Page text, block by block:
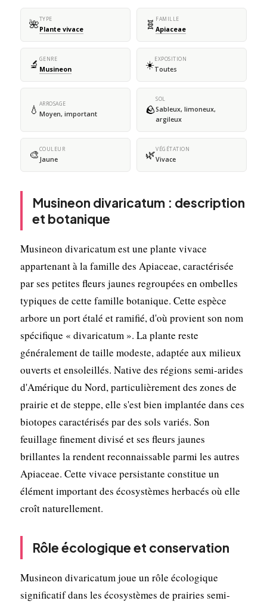
🌺TYPE
Plante vivace 🧬 FAMILLE
Apiaceae
🔬 GENRE
Musineon ☀️EXPOSITION
Toutes
💧 ARROSAGE
Moyen, important 🪨
SOL
Sableux, limoneux,
argileux
🎨COULEUR
Jaune 🌿VÉGÉTATION
Vivace
Musineon divaricatum : description
et botanique
Musineon divaricatum est une plante vivace
appartenant à la famille des Apiaceae, caractérisée
par ses petites fleurs jaunes regroupées en ombelles
typiques de cette famille botanique. Cette espèce
arbore un port étalé et ramifié, d'où provient son nom
spécifique « divaricatum ». La plante reste
généralement de taille modeste, adaptée aux milieux
ouverts et ensoleillés. Native des régions semi-arides
d'Amérique du Nord, particulièrement des zones de
prairie et de steppe, elle s'est bien implantée dans ces
biotopes caractérisés par des sols variés. Son
feuillage finement divisé et ses fleurs jaunes
brillantes la rendent reconnaissable parmi les autres
Apiaceae. Cette vivace persistante constitue un
élément important des écosystèmes herbacés où elle
croît naturellement.
Rôle écologique et conservation
Musineon divaricatum joue un rôle écologique
significatif dans les écosystèmes de prairies semi-